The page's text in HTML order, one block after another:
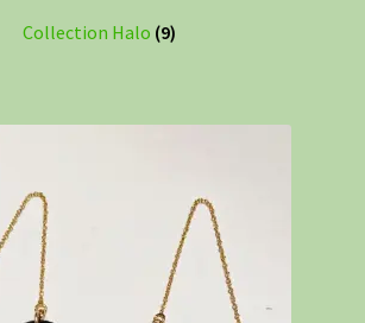
Collection Halo (9)